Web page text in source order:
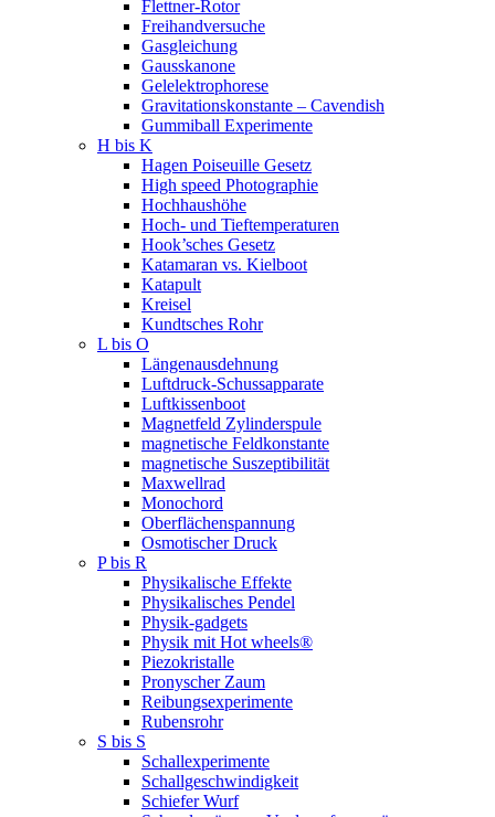
Flettner-Rotor
Freihandversuche
Gasgleichung
Gausskanone
Gelelektrophorese
Gravitationskonstante – Cavendish
Gummiball Experimente
H bis K
Hagen Poiseuille Gesetz
High speed Photographie
Hochhaushöhe
Hoch- und Tieftemperaturen
Hook’sches Gesetz
Katamaran vs. Kielboot
Katapult
Kreisel
Kundtsches Rohr
L bis O
Längenausdehnung
Luftdruck-Schussapparate
Luftkissenboot
Magnetfeld Zylinderspule
magnetische Feldkonstante
magnetische Suszeptibilität
Maxwellrad
Monochord
Oberflächenspannung
Osmotischer Druck
P bis R
Physikalische Effekte
Physikalisches Pendel
Physik-gadgets
Physik mit Hot wheels®
Piezokristalle
Pronyscher Zaum
Reibungsexperimente
Rubensrohr
S bis S
Schallexperimente
Schallgeschwindigkeit
Schiefer Wurf